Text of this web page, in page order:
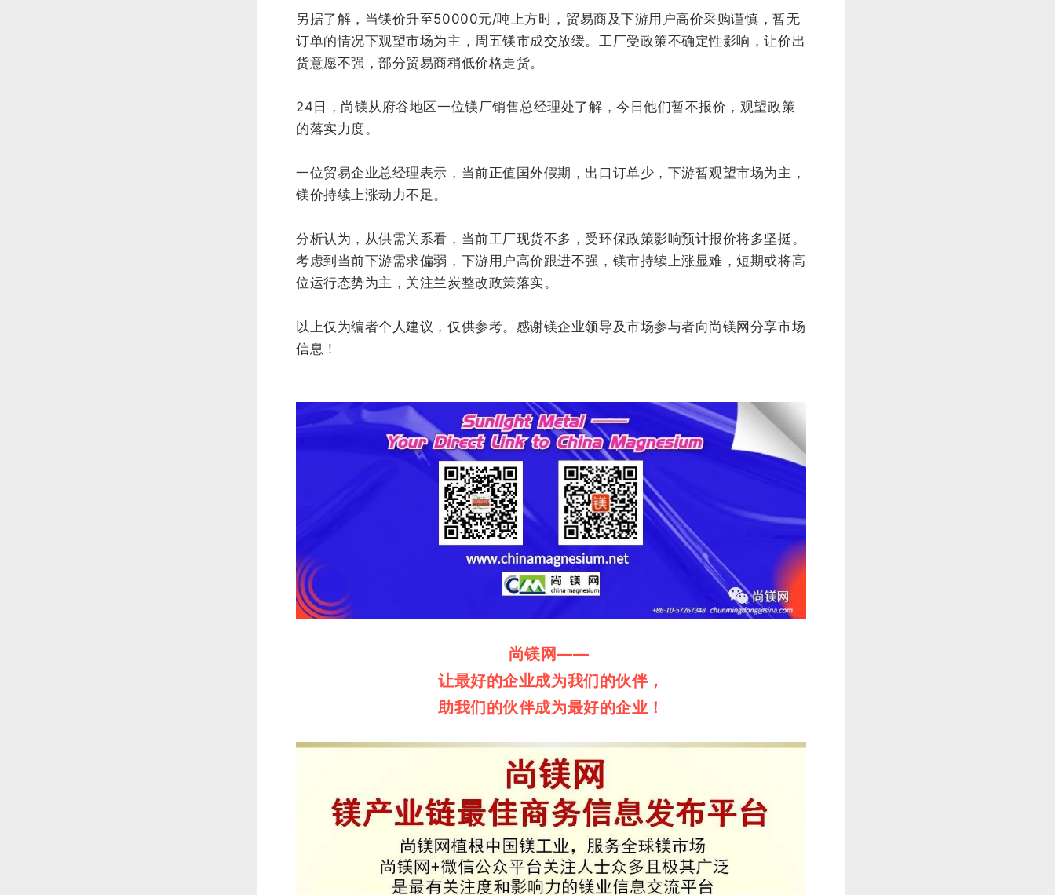
另据了解，当镁价升至50000元/吨上方时，贸易商及下游用户高价采购谨慎，暂无
订单的情况下观望市场为主，周五镁市成交放缓。工厂受政策不确定性影响，让价出
货意愿不强，部分贸易商稍低价格走货。
24日，尚镁从府谷地区一位镁厂销售总经理处了解，今日他们暂不报价，观望政策
的落实力度。
一位贸易企业总经理表示，当前正值国外假期，出口订单少，下游暂观望市场为主，
镁价持续上涨动力不足。
分析认为，从供需关系看，当前工厂现货不多，受环保政策影响预计报价将多坚挺。
考虑到当前下游需求偏弱，下游用户高价跟进不强，镁市持续上涨显难，短期或将高
位运行态势为主，关注兰炭整改政策落实。
以上仅为编者个人建议，仅供参考。感谢镁企业领导及市场参与者向尚镁网分享市场
信息！
尚镁网——
让最好的企业成为我们的伙伴，
助我们的伙伴成为最好的企业！